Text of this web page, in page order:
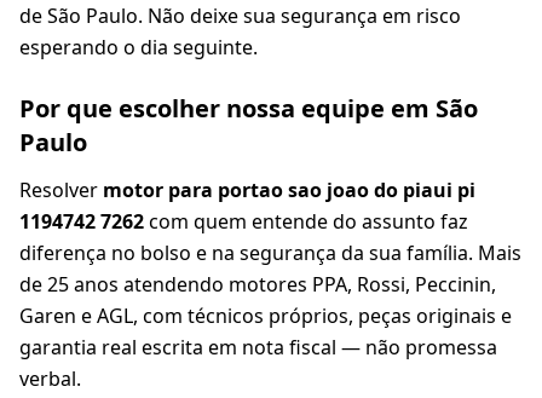
de São Paulo. Não deixe sua segurança em risco
esperando o dia seguinte.
Por que escolher nossa equipe em São
Paulo
Resolver motor para portao sao joao do piaui pi
1194742 7262com quem entende do assunto faz
diferença no bolso e na segurança da sua família. Mais
de 25 anos atendendo motores PPA, Rossi, Peccinin,
Garen e AGL, com técnicos próprios, peças originais e
garantia real escrita em nota fiscal — não promessa
verbal.